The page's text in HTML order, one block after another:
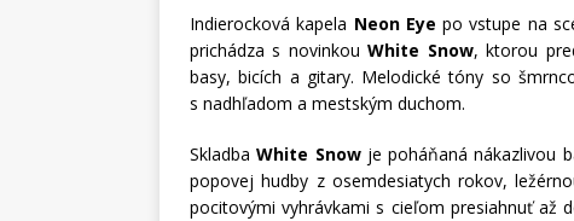
Indierocková kapela Neon Eye po vstupe na
prichádza s novinkouWhite Snow, ktorou
basy, bicích a gitary. Melodické tóny so
s nadhľadom a mestským duchom.
SkladbaWhite Snowje poháňaná nákazlivou
popovej hudby z osemdesiatych rokov,
pocitovými vyhrávkami s cieľom presiahnuť až